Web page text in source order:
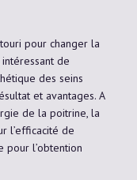
pour changer la
de
des seins
et avantages. A
de la poitrine, la
l’efficacité de
pour l’obtention